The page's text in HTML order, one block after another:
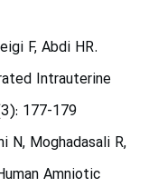
F, Abdi HR.
Intrauterine
177-179
N, Moghadasali R,
Amniotic